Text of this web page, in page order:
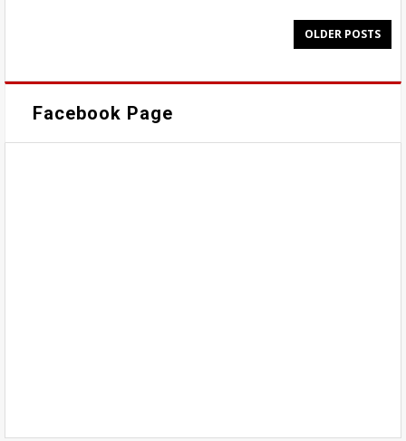
OLDER POSTS
Facebook Page